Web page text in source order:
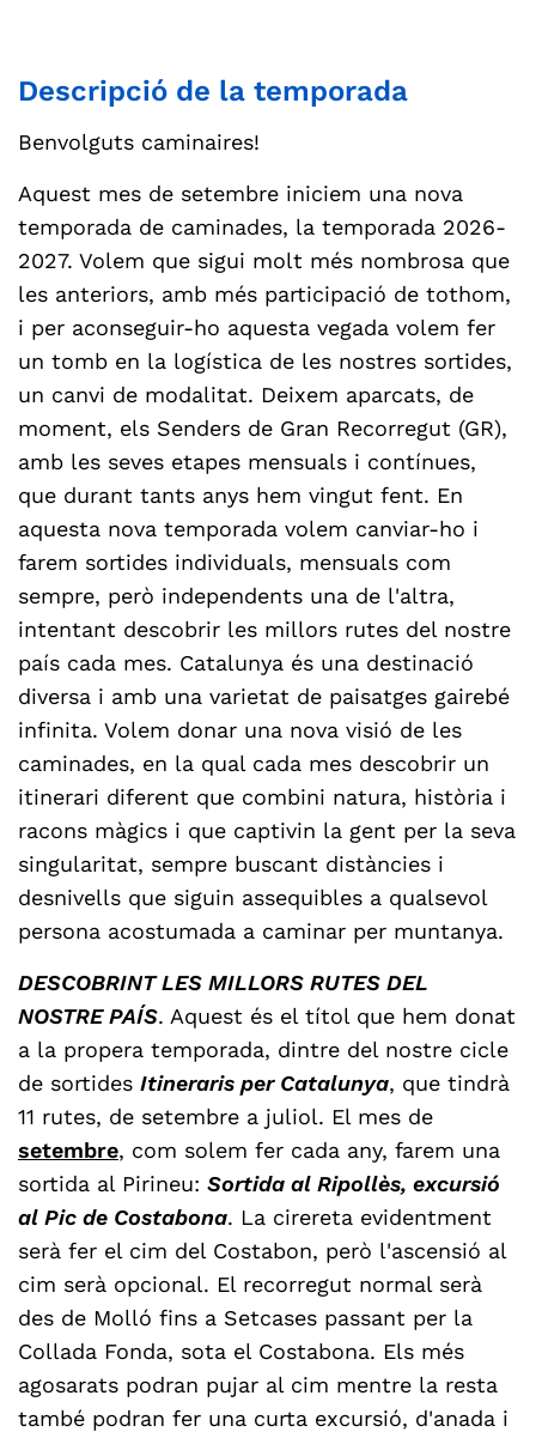
Descripció de la temporada
Benvolguts caminaires!
Aquest mes de setembre iniciem una nova
temporada de caminades, la temporada 2026-
2027. Volem que sigui molt més nombrosa que
les anteriors, amb més participació de tothom,
i per aconseguir-ho aquesta vegada volem fer
un tomb en la logística de les nostres sortides,
un canvi de modalitat. Deixem aparcats, de
moment, els Senders de Gran Recorregut (GR),
amb les seves etapes mensuals i contínues,
que durant tants anys hem vingut fent. En
aquesta nova temporada volem canviar-ho i
farem sortides individuals, mensuals com
sempre, però independents una de l'altra,
intentant descobrir les millors rutes del nostre
país cada mes. Catalunya és una destinació
diversa i amb una varietat de paisatges gairebé
infinita. Volem donar una nova visió de les
caminades, en la qual cada mes descobrir un
itinerari diferent que combini natura, història i
racons màgics i que captivin la gent per la seva
singularitat, sempre buscant distàncies i
desnivells que siguin assequibles a qualsevol
persona acostumada a caminar per muntanya.
DESCOBRINT LES MILLORS RUTES DEL
NOSTRE PAÍS. Aquest és el títol que hem donat
a la propera temporada, dintre del nostre cicle
de sortides Itineraris per Catalunya, que tindrà
11 rutes, de setembre a juliol. El mes de
setembre, com solem fer cada any, farem una
sortida al Pirineu: Sortida al Ripollès, excursió
al Pic de Costabona. La cirereta evidentment
serà fer el cim del Costabon, però l'ascensió al
cim serà opcional. El recorregut normal serà
des de Molló fins a Setcases passant per la
Collada Fonda, sota el Costabona. Els més
agosarats podran pujar al cim mentre la resta
també podran fer una curta excursió, d'anada i